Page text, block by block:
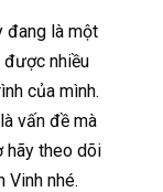
đang là một
được nhiều
của mình.
vấn đề mà
hãy theo dõi
Vinh nhé.